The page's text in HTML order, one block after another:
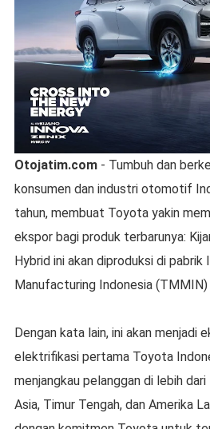
Otojatim.com- Tumbuh dan
konsumen dan industri otomotif
tahun, membuat Toyota yakin
ekspor bagi produk terbarunya:
Hybrid ini akan diproduksi di
Manufacturing Indonesia (TMMIN)
Dengan kata lain, ini akan menjadi
elektrifikasi pertama Toyota
menjangkau pelanggan di lebih
Asia, Timur Tengah, dan Amerika